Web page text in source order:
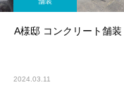
A様邸 コンクリート舗装
2024.03.11